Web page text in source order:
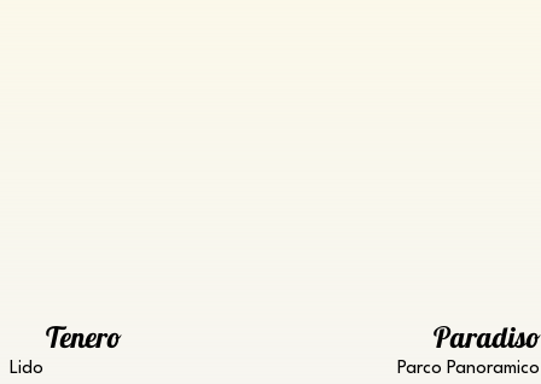
Tenero
Lido
Paradiso
Parco Panoramico